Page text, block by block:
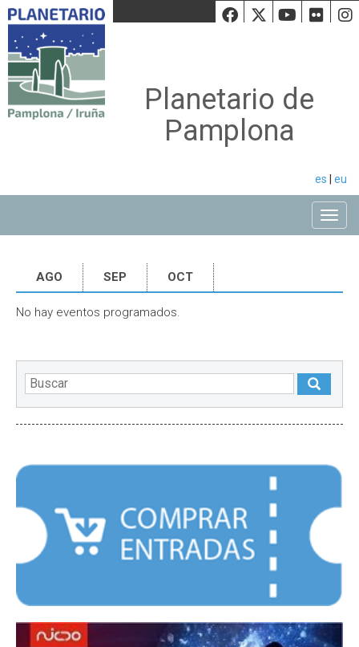
Facebook
Twiiter
Planetario de
Pamplona
es eu
AGO SEP OCT
No hay eventos programados.